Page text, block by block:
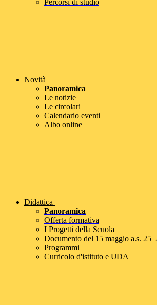
Percorsi di studio
Novità
Panoramica
Le notizie
Le circolari
Calendario eventi
Albo online
Didattica
Panoramica
Offerta formativa
I Progetti della Scuola
Documento del 15 maggio a.s.
Programmi
Curricolo d'istituto e UDA